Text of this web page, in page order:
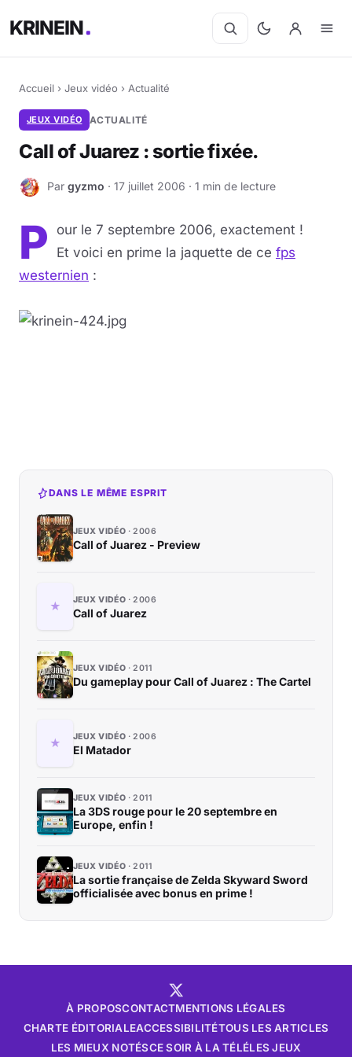
KRINEIN
Accueil › Jeux vidéo › Actualité
JEUX VIDÉO ACTUALITÉ
Call of Juarez : sortie fixée.
G Par gyzmo · 17 juillet 2006 · 1 min de lecture
P
our le 7 septembre 2006, exactement !
Et voici en prime la jaquette de ce fps
westernien :
DANS LE MÊME ESPRIT
JEUX VIDÉO 2006
Call of Juarez - Preview
JEUX VIDÉO 2006
Call of Juarez
JEUX VIDÉO 2011
Du gameplay pour Call of Juarez : The Cartel
JEUX VIDÉO 2006
El Matador
JEUX VIDÉO 2011
La 3DS rouge pour le 20 septembre en
Europe, enfin !
JEUX VIDÉO 2011
La sortie française de Zelda Skyward Sword
officialisée avec bonus en prime !
À PROPOSCONTACTMENTIONS LÉGALES
CHARTE ÉDITORIALEACCESSIBILITÉTOUS LES ARTICLES
LES MIEUX NOTÉSCE SOIR À LA TÉLÉLES JEUX